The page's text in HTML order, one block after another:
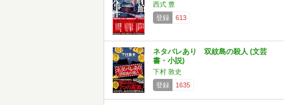
西式 豊
登録
613
ネタバレあり 双紋島の殺人 (文芸
書・小説)
下村 敦史
登録
1635